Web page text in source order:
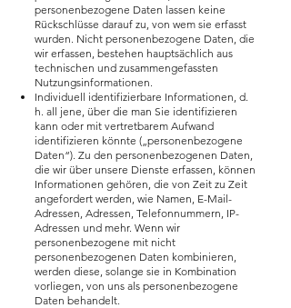
personenbezogene Daten lassen keine
Rückschlüsse darauf zu, von wem sie erfasst
wurden. Nicht personenbezogene Daten, die
wir erfassen, bestehen hauptsächlich aus
technischen und zusammengefassten
Nutzungsinformationen.
Individuell identifizierbare Informationen, d.
h. all jene, über die man Sie identifizieren
kann oder mit vertretbarem Aufwand
identifizieren könnte („personenbezogene
Daten“). Zu den personenbezogenen Daten,
die wir über unsere Dienste erfassen, können
Informationen gehören, die von Zeit zu Zeit
angefordert werden, wie Namen, E-Mail-
Adressen, Adressen, Telefonnummern, IP-
Adressen und mehr. Wenn wir
personenbezogene mit nicht
personenbezogenen Daten kombinieren,
werden diese, solange sie in Kombination
vorliegen, von uns als personenbezogene
Daten behandelt.